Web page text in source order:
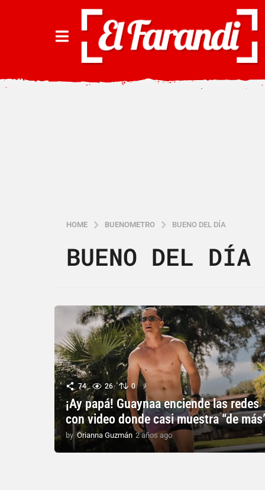
HOME BUENOMETRO BUENO DEL DÍA
BUENO DEL DÍA
74 26 0
¡Ay papá! Guaynaa enciende las redes
con video donde casi muestra “de
by Orianna Guzmán 2 años ago
a